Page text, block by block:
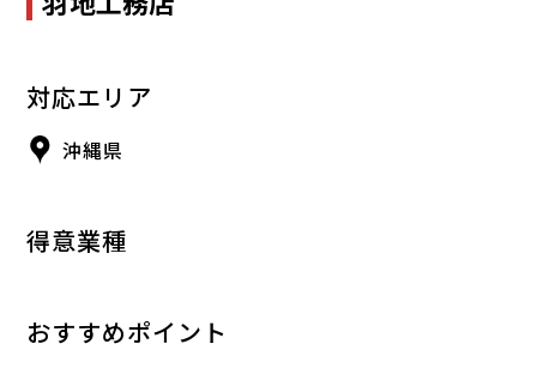
対応エリア
沖縄県
得意業種
おすすめポイント